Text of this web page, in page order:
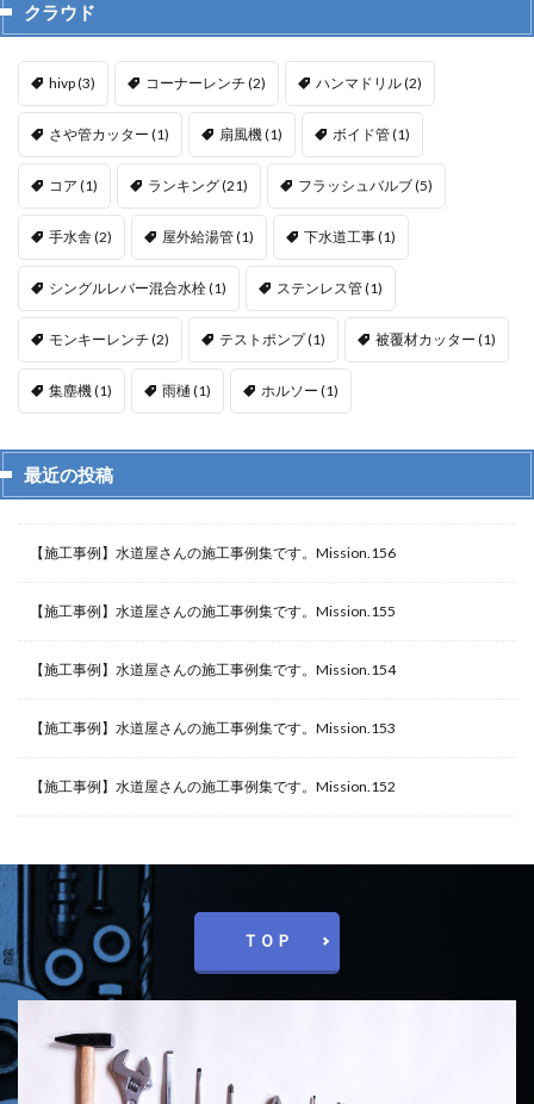
クラウド
hivp(3) コーナーレンチ (2) ハンマドリル(2)
さや管カッター (1) 扇風機(1) ボイド管(1)
コア (1) ランキング(21) フラッシュバルブ(5)
手水舎(2) 屋外給湯管(1) 下水道工事(1)
シングルレバー混合水栓(1) ステンレス管(1)
モンキーレンチ (2) テストポンプ(1) 被覆材カッター (1)
集塵機(1) 雨樋 (1) ホルソー (1)
最近の投稿
【施工事例】水道屋さんの施工事例集です。Mission.156
【施工事例】水道屋さんの施工事例集です。Mission.155
【施工事例】水道屋さんの施工事例集です。Mission.154
【施工事例】水道屋さんの施工事例集です。Mission.153
【施工事例】水道屋さんの施工事例集です。Mission.152
ＴＯＰ